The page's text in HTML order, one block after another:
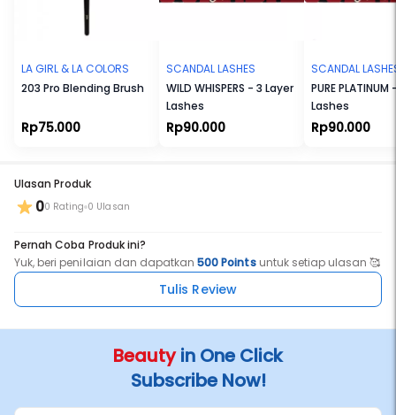
LA GIRL & LA COLORS
203 Pro Blending Brush
Rp75.000
SCANDAL LASHES
WILD WHISPERS - 3 Layer
Lashes
Rp90.000
SCANDAL
PURE
Lashes
Rp90.000
Ulasan Produk
00 Rating 0 Ulasan
Pernah Coba Produk ini?
Yuk, beri penilaian dan dapatkan500 Pointsuntuk setiap ulasan 🥰
Tulis Review
Beautyin One Click
Subscribe Now!